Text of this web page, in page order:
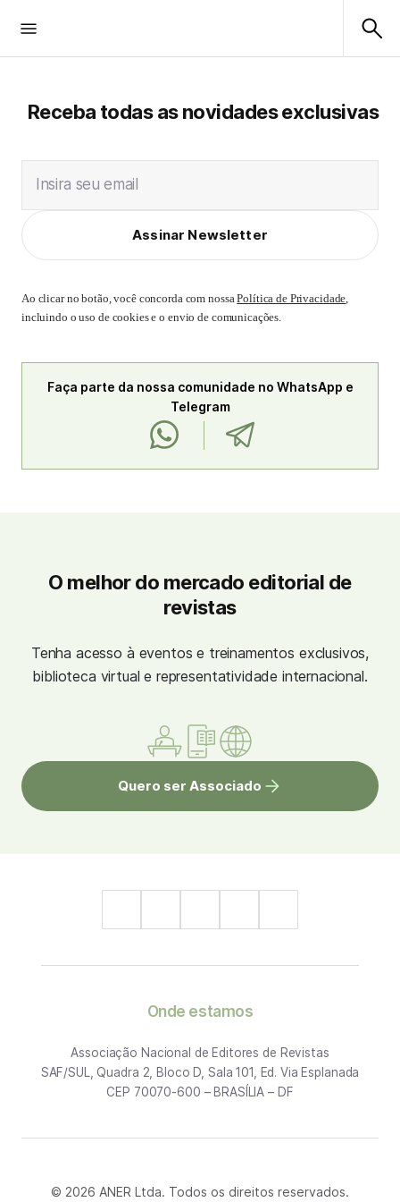
Receba todas as novidades exclusivas
Insira seu email
Assinar Newsletter
Ao clicar no botão, você concorda com nossaPolítica de Privacidade,
incluindo o uso de cookies e o envio de comunicações.
Faça parte da nossa comunidade no WhatsApp e
Telegram
O melhor do mercado editorial de
revistas
Tenha acesso à eventos e treinamentos exclusivos,
biblioteca virtual e representatividade internacional.
Quero ser Associado
Onde estamos
Associação Nacional de Editores de Revistas
SAF/SUL, Quadra 2, Bloco D, Sala 101, Ed. Via Esplanada
CEP 70070-600 – BRASÍLIA – DF
© 2026 ANER Ltda. Todos os direitos reservados.